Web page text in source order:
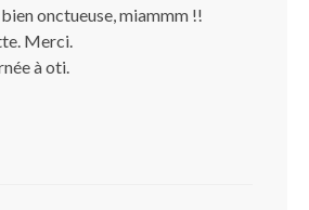
onctueuse, miammm !!
Merci.
à oti.